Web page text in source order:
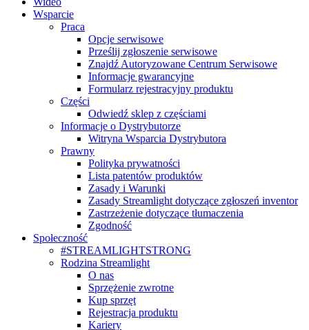
Wsparcie
Praca
Opcje serwisowe
Prześlij zgłoszenie serwisowe
Znajdź Autoryzowane Centrum Serwisowe
Informacje gwarancyjne
Formularz rejestracyjny produktu
Części
Odwiedź sklep z częściami
Informacje o Dystrybutorze
Witryna Wsparcia Dystrybutora
Prawny
Polityka prywatności
Lista patentów produktów
Zasady i Warunki
Zasady Streamlight dotyczące zgłoszeń inventor
Zastrzeżenie dotyczące tłumaczenia
Zgodność
Społeczność
#STREAMLIGHTSTRONG
Rodzina Streamlight
O nas
Sprzężenie zwrotne
Kup sprzęt
Rejestracja produktu
Kariery